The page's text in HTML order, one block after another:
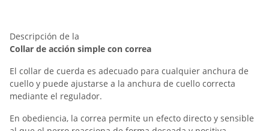
Descripción de la
Collar de acción simple con correa
El collar de cuerda es adecuado para cualquier anchura de
cuello y puede ajustarse a la anchura de cuello correcta
mediante el regulador.
En obediencia, la correa permite un efecto directo y sensible